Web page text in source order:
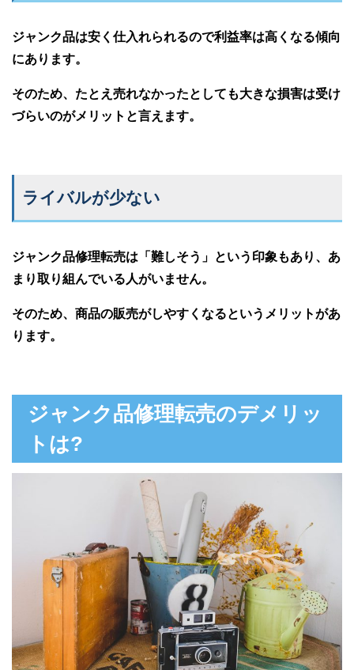
ジャンク品は安く仕入れられるので利益率は高くなる傾向
にあります。
そのため、たとえ売れなかったとしても大きな損害は受け
づらいのがメリットと言えます。
ライバルが少ない
ジャンク品修理転売は「難しそう」という印象もあり、あ
まり取り組んでいる人がいません。
そのため、商品の販売がしやすくなるというメリットがあ
ります。
ジャンク品修理転売のデメリッ
トは?